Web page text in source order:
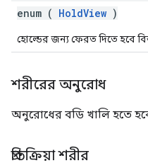
enum ( HoldView )
হোল্ডের জন্য ফেরত দিতে হবে
শরীরের অনুরোধ
অনুরোধের বডি খালি হতে
প্রতিক্রিয়া শরীর